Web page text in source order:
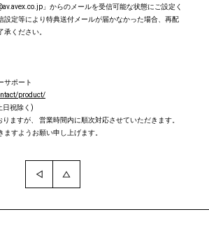
」からのメールを受信可能な状態にご設定く
設定等により特典送付メールが届かなかった場合、再配
ください。
サポート
product/
日祝除く)
ますが、 営業時間内に順次対応させていただきます。
すようお願い申し上げます。